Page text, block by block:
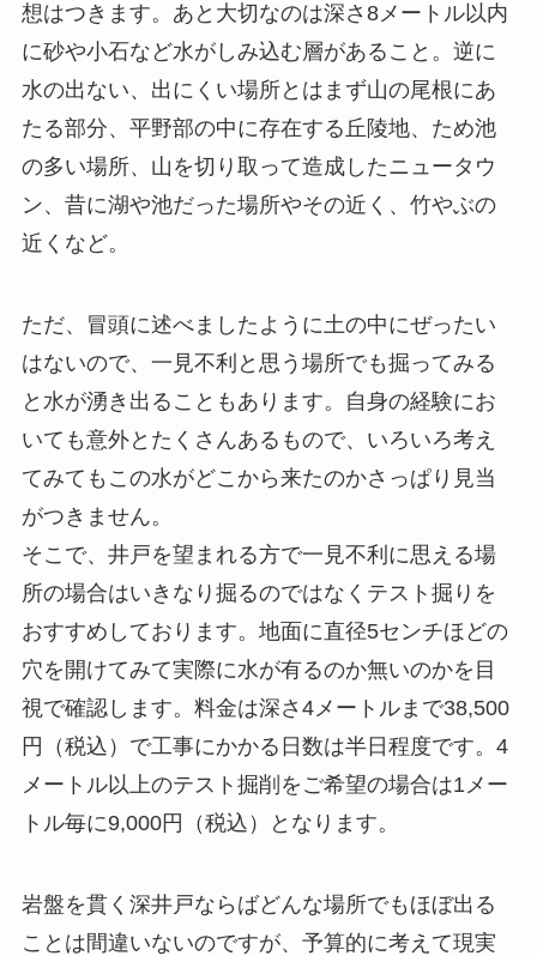
想はつきます。あと大切なのは深さ8メートル以内
に砂や小石など水がしみ込む層があること。逆に
水の出ない、出にくい場所とはまず山の尾根にあ
たる部分、平野部の中に存在する丘陵地、ため池
の多い場所、山を切り取って造成したニュータウ
ン、昔に湖や池だった場所やその近く、竹やぶの
近くなど。
ただ、冒頭に述べましたように土の中にぜったい
はないので、一見不利と思う場所でも掘ってみる
と水が湧き出ることもあります。自身の経験にお
いても意外とたくさんあるもので、いろいろ考え
てみてもこの水がどこから来たのかさっぱり見当
がつきません。
そこで、井戸を望まれる方で一見不利に思える場
所の場合はいきなり掘るのではなくテスト掘りを
おすすめしております。地面に直径5センチほどの
穴を開けてみて実際に水が有るのか無いのかを目
視で確認します。料金は深さ4メートルまで38,500
円（税込）で工事にかかる日数は半日程度です。4
メートル以上のテスト掘削をご希望の場合は1メー
トル毎に9,000円（税込）となります。
岩盤を貫く深井戸ならばどんな場所でもほぼ出る
ことは間違いないのですが、予算的に考えて現実